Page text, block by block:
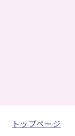
トップページ